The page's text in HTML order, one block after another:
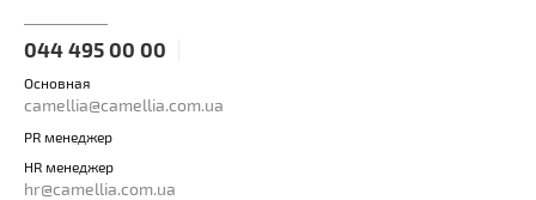
044 495 00 00
Основная
camellia@camellia.com.ua
PR менеджер
HR менеджер
hr@camellia.com.ua